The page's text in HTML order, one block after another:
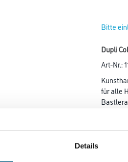
Details
Bitte
Dupli
Art-Nr.:
für alle